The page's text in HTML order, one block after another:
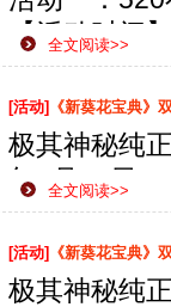
【活动时间
【活动范围
【活动内容
即可获赠珍
全文阅读>>
[活动] 《新葵花宝典》
极其神秘纯
年5月17日
款网页游戏
侠之路更加
全文阅读>>
[活动] 《新葵花宝典》
极其神秘纯